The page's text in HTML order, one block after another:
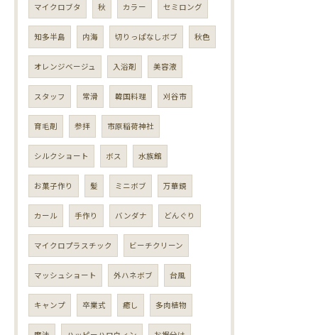
マイクロブタ 秋 カラー セミロング
知多半島 内海 切りっぱなしボブ 秋色
オレンジベージュ 入浴剤 美容液
スタッフ 常滑 韓国料理 刈谷市
育毛剤 参拝 市原稲荷神社
シルクショート ボス 水族館
お菓子作り 髪 ミニボブ 万華鏡
カール 手作り バンダナ どんぐり
マイクロプラスチック ビーチクリーン
マッシュショート 外ハネボブ 台風
キャンプ 卒業式 癒し 多肉植物